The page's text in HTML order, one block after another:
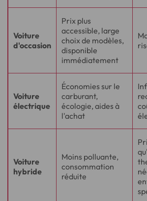
Voiture
d'occasion
Prix plus
accessible, large
choix de modèles,
disponible
immédiatement
Voiture
électrique
Économies sur le
carburant,
écologie, aides à
l'achat
Voiture
hybride
Moins polluante,
consommation
réduite